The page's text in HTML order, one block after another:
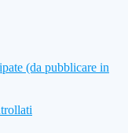
(da pubblicare in